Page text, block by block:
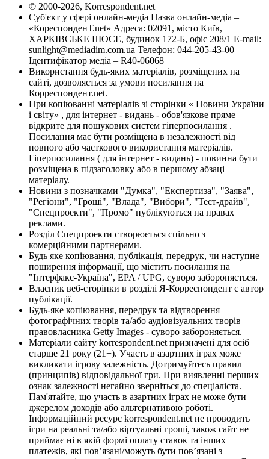
© 2000-2026, Korrespondent.net
Суб'єкт у сфері онлайн-медіа Назва онлайн-медіа –
«КореспонденТ.net» Адреса: 02091, місто Київ,
ХАРКІВСЬКЕ ШОСЕ, будинок 172-Б, офіс 208/1 E-mail:
sunlight@mediadim.com.ua Телефон: 044-205-43-00
Ідентифікатор медіа – R40-06068
Використання будь-яких матеріалів, розміщених на
сайті, дозволяється за умови посилання на
Корреспондент.net.
При копіюванні матеріалів зі сторінки « Новини України
і світу» , для інтернет - видань - обов'язкове пряме
відкрите для пошукових систем гіперпосилання .
Посилання має бути розміщена в незалежності від
повного або часткового використання матеріалів.
Гіперпосилання ( для інтернет - видань) - повинна бути
розміщена в підзаголовку або в першому абзаці
матеріалу.
Новини з позначками "Думка", "Експертиза", "Заява",
"Регіони", "Гроші", "Влада", "Вибори", "Тест-драйв",
"Спецпроекти", "Промо" публікуються на правах
реклами.
Розділ Спецпроекти створюється спільно з
комерційними партнерами.
Будь яке копіювання, публікація, передрук, чи наступне
поширення інформації, що містить посилання на
"Інтерфакс-Україна", EPA / UPG, суворо забороняється.
Власник веб-сторінки в розділі Я-Корреспондент є автор
публікації.
Будь-яке копіювання, передрук та відтворення
фотографічних творів та/або аудіовізуальних творів
правовласника Getty Images - суворо забороняється.
Матеріали сайту korrespondent.net призначені для осіб
старше 21 року (21+). Участь в азартних іграх може
викликати ігрову залежність. Дотримуйтесь правил
(принципів) відповідальної гри. При виявленні перших
ознак залежності негайно зверніться до спеціаліста.
Пам'ятайте, що участь в азартних іграх не може бути
джерелом доходів або альтернативою роботі.
Інформаційний ресурс korrespondent.net не проводить
ігри на реальні та/або віртуальні гроші, також сайт не
приймає ні в якій формі оплату ставок та інших
платежів, які пов’язані/можуть бути пов’язані з